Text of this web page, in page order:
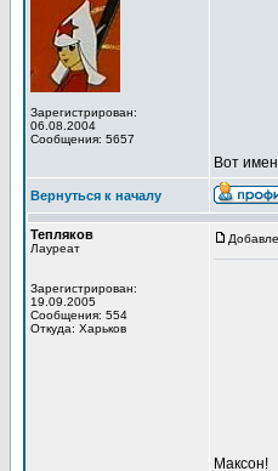
Зарегистрирован:
06.08.2004
Сообщения: 5657
Вот
Вернуться к началу
Тепляков
Лауреат
Зарегистрирован:
19.09.2005
Сообщения: 554
Откуда: Харьков
Максон!